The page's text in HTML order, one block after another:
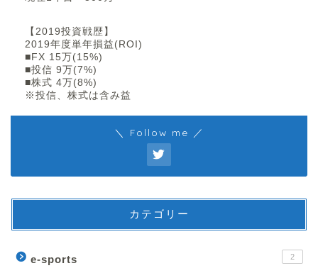
【2019投資戦歴】
2019年度単年損益(ROI)
■FX 15万(15%)
■投信 9万(7%)
■株式 4万(8%)
※投信、株式は含み益
＼ Follow me ／
カテゴリー
e-sports 2